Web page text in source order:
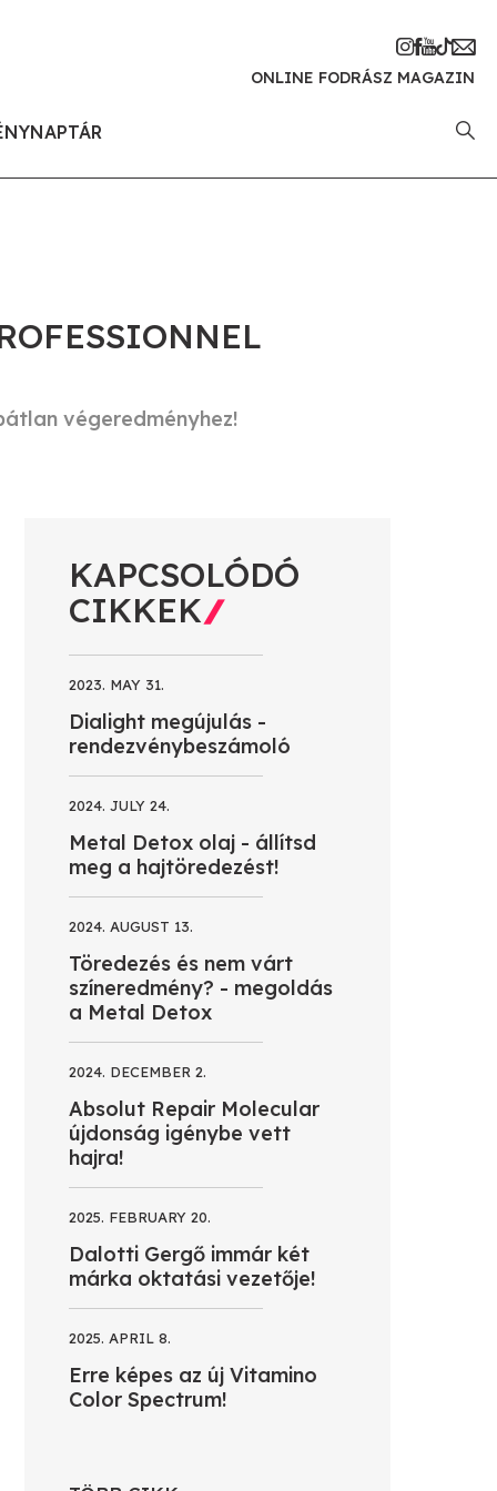
ONLINE FODRÁSZ MAGAZIN
végeredményhez!
KAPCSOLÓDÓ
CIKKEK
2023. MAY 31.
Dialight megújulás -
rendezvénybeszámoló
2024. JULY 24.
Metal Detox olaj - állítsd
meg a hajtöredezést!
2024. AUGUST 13.
Töredezés és nem várt
színeredmény? - megoldás
a Metal Detox
2024. DECEMBER 2.
Absolut Repair Molecular
újdonság igénybe vett
hajra!
2025. FEBRUARY 20.
Dalotti Gergő immár két
márka oktatási vezetője!
2025. APRIL 8.
Erre képes az új Vitamino
Color Spectrum!